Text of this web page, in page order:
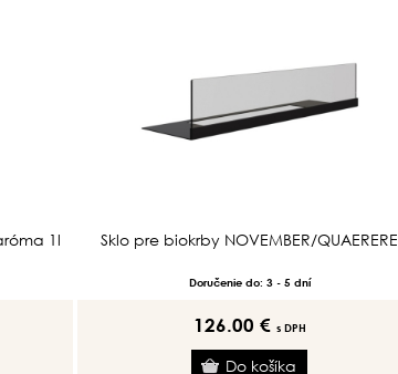
1l Sklo pre biokrby NOVEMBER/QUAERERE
Doručenie do: 3 - 5 dní
126.00 € s DPH